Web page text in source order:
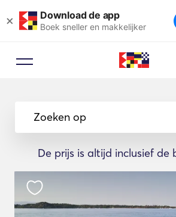
× Download de app
Boek sneller en makkelijker
Zoeken op
De prijs is altijd inclusief de